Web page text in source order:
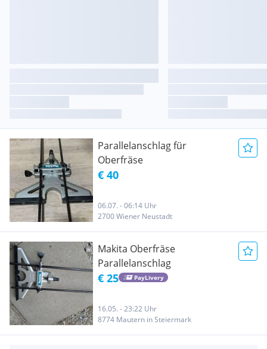
Parallelanschlag für
Oberfräse
€ 40
06.07. - 06:14 Uhr
2700 Wiener Neustadt
Makita Oberfräse
Parallelanschlag
€ 25 PayLivery
16.05. - 23:22 Uhr
8774 Mautern in Steiermark